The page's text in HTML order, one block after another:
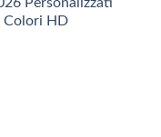
Colori HD